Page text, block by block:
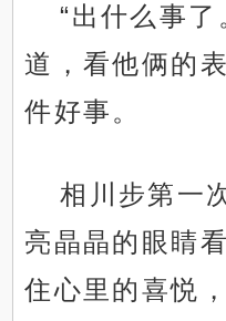
“出什么事了
道，看他俩的
件好事。
相川步第一
亮晶晶的眼睛
住心里的喜悦